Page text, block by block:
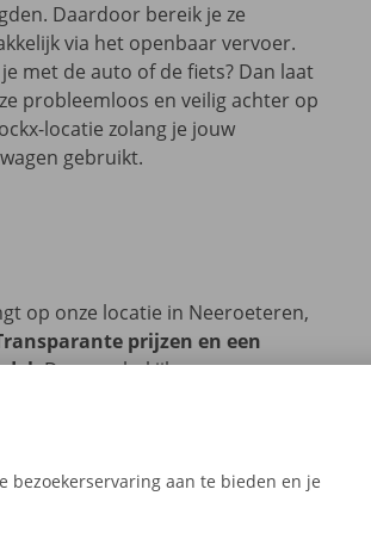
Daardoor bereik je ze
via het openbaar vervoer.
met de auto of de fiets? Dan laat
probleemloos en veilig achter op
locatie zolang je jouw
gebruikt.
op onze locatie in Neeroeteren,
prijzen en een
Daarom bekijken we op
altijd veilig thuis.
bezoekerservaring aan te bieden en je